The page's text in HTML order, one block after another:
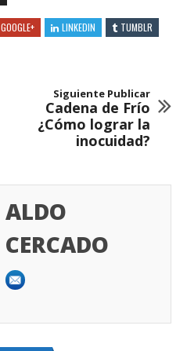
GOOGLE+ LINKEDIN
TUMBLR
Siguiente Publicar
Cadena de Frío
¿Cómo lograr la
inocuidad?
ALDO
CERCADO